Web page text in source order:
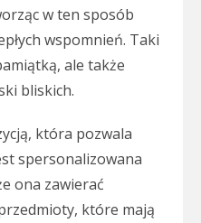
w ten sposób
wspomnień. Taki
ale także
bliskich.
która pozwala
spersonalizowana
ona zawierać
które mają